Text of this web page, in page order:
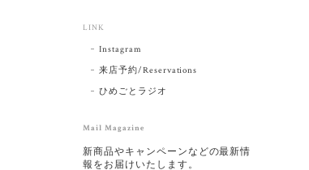
LINK
Instagram
来店予約/Reservations
ひめごとラジオ
Mail Magazine
新商品やキャンペーンなどの最新情
報をお届けいたします。